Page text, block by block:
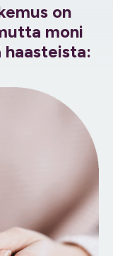
on
moni
haasteista: